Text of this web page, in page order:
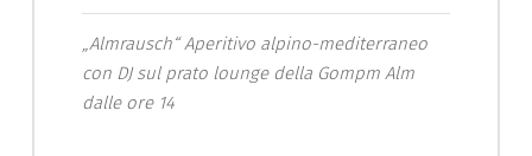
„Almrausch“ Aperitivo alpino-mediterraneo
con DJ sul prato lounge della Gompm Alm
dalle ore 14